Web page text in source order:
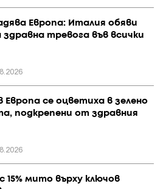
Европа: Италия обяви
здравна тревога във всички
се оцветиха в зелено
подкрепени от здравния
15% мито върху ключов